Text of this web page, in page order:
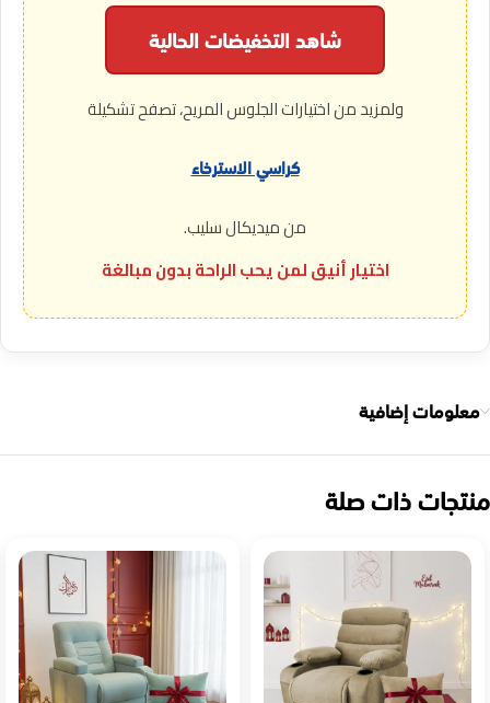
شاهد التخفيضات الحالية
ولمزيد من اختيارات الجلوس المريح، تصفح تشكيلة
كراسي الاسترخاء
من ميديكال سليب.
اختيار أنيق لمن يحب الراحة بدون مبالغة
معلومات إضافية
منتجات ذات صلة